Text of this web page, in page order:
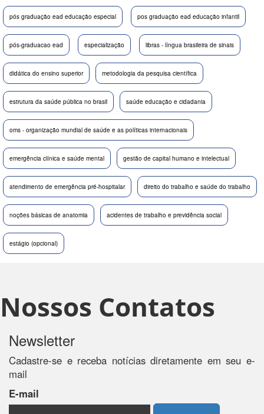
pós graduação ead educação especial pos graduação ead educação infantil
pós-graduacao ead especialização libras - língua brasileira de sinais
didática do ensino superior metodologia da pesquisa científica
estrutura da saúde pública no brasil saúde educação e cidadania
oms - organização mundial de saúde e as políticas internacionais
emergência clínica e saúde mental gestão de capital humano e intelectual
atendimento de emergência pré-hospitalar direito do trabalho e saúde do trabalho
noções básicas de anatomia acidentes de trabalho e previdência social
estágio (opcional)
Nossos Contatos
Newsletter
Cadastre-se e receba notícias diretamente em seu e-
mail
E-mail